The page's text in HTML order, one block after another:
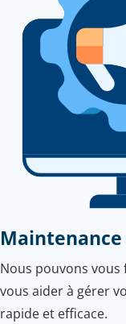
Nous pouvons
vous aider à gérer
rapide et efficace.